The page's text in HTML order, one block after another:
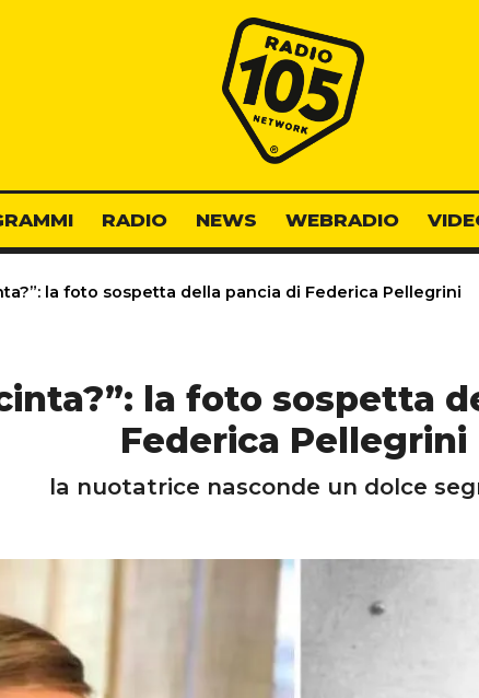
Radio 105
RADIO NEWS WEBRADIO
la foto sospetta della pancia di Federica Pellegrini
la foto sospetta
Federica Pellegrini
la nuotatrice nasconde un dolce